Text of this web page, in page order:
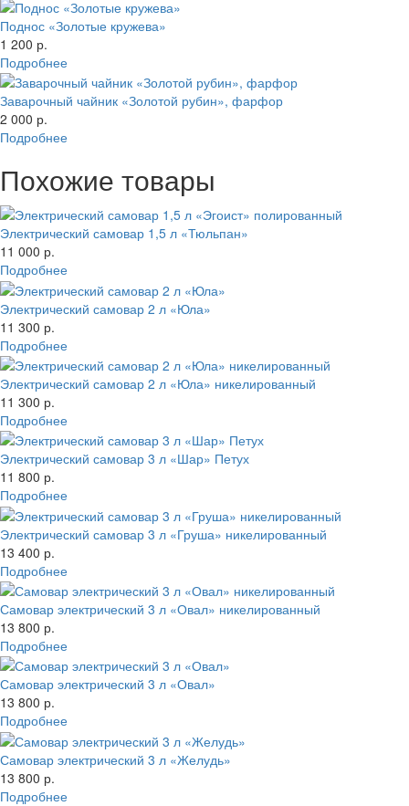
Поднос «Золотые кружева»
1 200 р.
Подробнее
Заварочный чайник «Золотой рубин», фарфор
2 000 р.
Подробнее
Похожие товары
Электрический самовар 1,5 л «Тюльпан»
11 000 р.
Подробнее
Электрический самовар 2 л «Юла»
11 300 р.
Подробнее
Электрический самовар 2 л «Юла» никелированный
11 300 р.
Подробнее
Электрический самовар 3 л «Шар» Петух
11 800 р.
Подробнее
Электрический самовар 3 л «Груша» никелированный
13 400 р.
Подробнее
Самовар электрический 3 л «Овал» никелированный
13 800 р.
Подробнее
Самовар электрический 3 л «Овал»
13 800 р.
Подробнее
Самовар электрический 3 л «Желудь»
13 800 р.
Подробнее